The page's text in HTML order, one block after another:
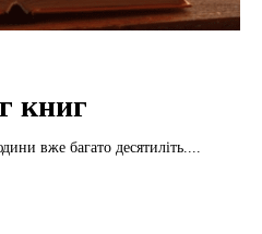
книг
вже багато десятиліть....